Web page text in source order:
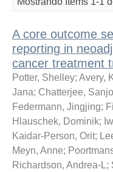
A core outcome
reporting in
cancer treatment
Potter, Shelley; Avery,
Jana; Chatterjee,
Federmann, Jingjing;
Hlauschek, Dominik;
Kaidar-Person, Orit;
Meyn, Anne;
Richardson, Andrea-L;